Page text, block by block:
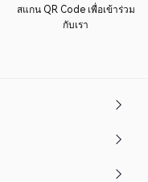
สแกน QR Code เพื่อเข้าร่วม
กับเรา